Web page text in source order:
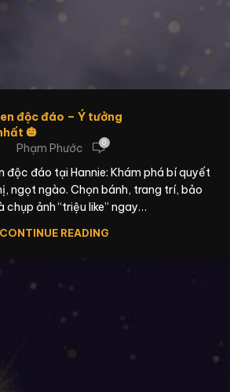
độc đáo – Ý tưởng
🎃
Phạm Phước
0
độc đáo tại Hannie: Khám phá bí quyết
ngọt ngào. Chọn bánh, trang trí, bảo
chụp ảnh “triệu like” ngay…
CONTINUE READING